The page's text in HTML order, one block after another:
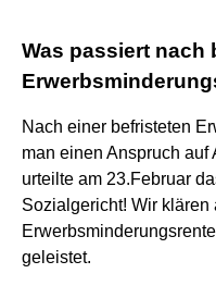
Was passiert nach
Nach einer befristeten
man einen Anspruch
urteilte am 23.Februar
Sozialgericht! Wir klären
geleistet.